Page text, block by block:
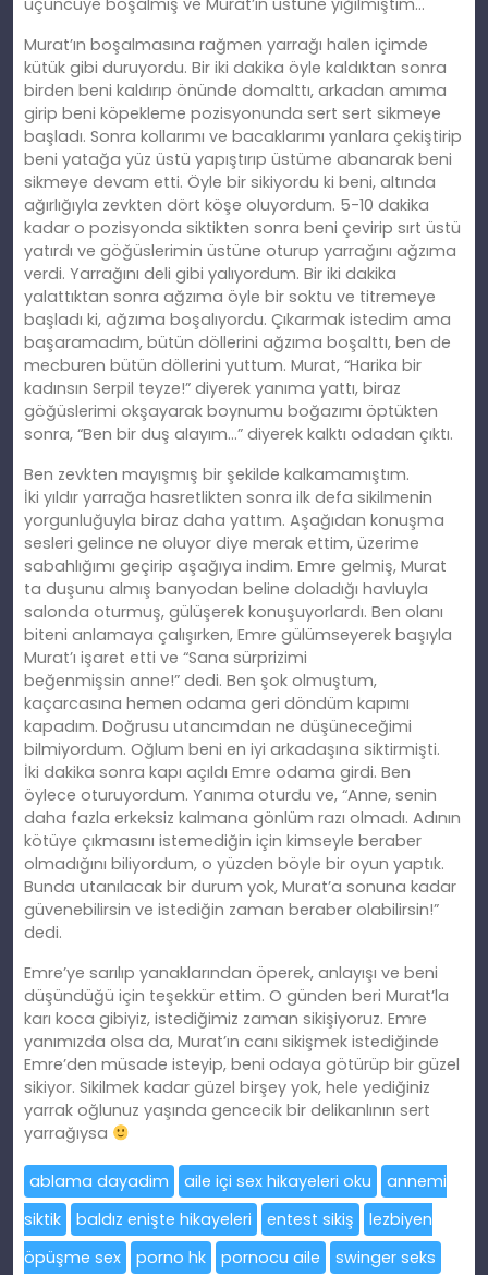
üçüncüye boşalmış ve Murat’ın üstüne yığılmıştım…
Murat’ın boşalmasına rağmen yarrağı halen içimde
kütük gibi duruyordu. Bir iki dakika öyle kaldıktan sonra
birden beni kaldırıp önünde domalttı, arkadan amıma
girip beni köpekleme pozisyonunda sert sert sikmeye
başladı. Sonra kollarımı ve bacaklarımı yanlara çekiştirip
beni yatağa yüz üstü yapıştırıp üstüme abanarak beni
sikmeye devam etti. Öyle bir sikiyordu ki beni, altında
ağırlığıyla zevkten dört köşe oluyordum. 5-10 dakika
kadar o pozisyonda siktikten sonra beni çevirip sırt üstü
yatırdı ve göğüslerimin üstüne oturup yarrağını ağzıma
verdi. Yarrağını deli gibi yalıyordum. Bir iki dakika
yalattıktan sonra ağzıma öyle bir soktu ve titremeye
başladı ki, ağzıma boşalıyordu. Çıkarmak istedim ama
başaramadım, bütün döllerini ağzıma boşalttı, ben de
mecburen bütün döllerini yuttum. Murat, “Harika bir
kadınsın Serpil teyze!” diyerek yanıma yattı, biraz
göğüslerimi okşayarak boynumu boğazımı öptükten
sonra, “Ben bir duş alayım…” diyerek kalktı odadan çıktı.
Ben zevkten mayışmış bir şekilde kalkamamıştım.
İki yıldır yarrağa hasretlikten sonra ilk defa sikilmenin
yorgunluğuyla biraz daha yattım. Aşağıdan konuşma
sesleri gelince ne oluyor diye merak ettim, üzerime
sabahlığımı geçirip aşağıya indim. Emre gelmiş, Murat
ta duşunu almış banyodan beline doladığı havluyla
salonda oturmuş, gülüşerek konuşuyorlardı. Ben olanı
biteni anlamaya çalışırken, Emre gülümseyerek başıyla
Murat’ı işaret etti ve “Sana sürprizimi
beğenmişsin anne!” dedi. Ben şok olmuştum,
kaçarcasına hemen odama geri döndüm kapımı
kapadım. Doğrusu utancımdan ne düşüneceğimi
bilmiyordum. Oğlum beni en iyi arkadaşına siktirmişti.
İki dakika sonra kapı açıldı Emre odama girdi. Ben
öylece oturuyordum. Yanıma oturdu ve, “Anne, senin
daha fazla erkeksiz kalmana gönlüm razı olmadı. Adının
kötüye çıkmasını istemediğin için kimseyle beraber
olmadığını biliyordum, o yüzden böyle bir oyun yaptık.
Bunda utanılacak bir durum yok, Murat’a sonuna kadar
güvenebilirsin ve istediğin zaman beraber olabilirsin!”
dedi.
Emre’ye sarılıp yanaklarından öperek, anlayışı ve beni
düşündüğü için teşekkür ettim. O günden beri Murat’la
karı koca gibiyiz, istediğimiz zaman sikişiyoruz. Emre
yanımızda olsa da, Murat’ın canı sikişmek istediğinde
Emre’den müsade isteyip, beni odaya götürüp bir güzel
sikiyor. Sikilmek kadar güzel birşey yok, hele yediğiniz
yarrak oğlunuz yaşında gencecik bir delikanlının sert
yarrağıysa
ablama dayadim aile içi sex hikayeleri oku
annemi
siktik
baldız enişte hikayeleri entest sikiş
lezbiyen
öpüşme sex
porno hk pornocu aile
swinger seks